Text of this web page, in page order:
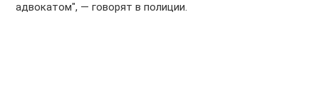
адвокатом", — говорят в полиции.